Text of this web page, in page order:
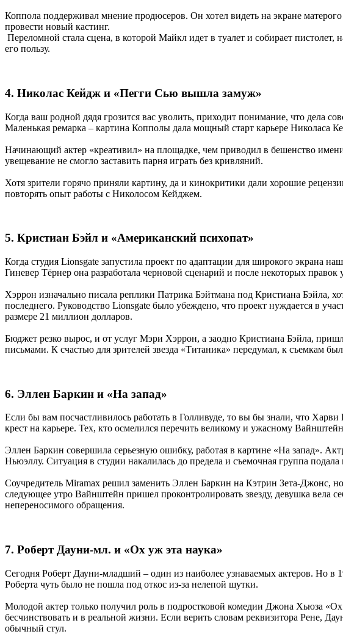
Коппола поддерживал мнение продюсеров. Он хотел видеть на экране
провести новый кастинг.
Переломной стала сцена, в которой Майкл идет в туалет и собирает
его пользу.
4. Николас Кейдж и «Пегги Сью вышла замуж»
Когда ваш родной дядя грозится вас уволить, приходит понимание, что дела
Маленькая ремарка – картина Копполы дала мощный старт карьере Николаса
Начинающий актер «креативил» на площадке, чем приводил в бешенство
увещевание не смогло заставить парня играть без кривляний.
Хотя зрители горячо приняли картину, да и кинокритики дали хорошие
повторять опыт работы с Николосом Кейджем.
5. Кристиан Бэйл и «Американский психопат»
Когда студия Lionsgate запустила проект по адаптации для широкого
Гиневер Тёрнер она разработала черновой сценарий и после некоторых правок
Хэррон изначально писала реплики Патрика Бэйтмана под Кристиана Бэйла,
последнего. Руководство Lionsgate было убеждено, что проект нуждается в
размере 21 миллион долларов.
Бюджет резко вырос, и от услуг Мэри Хэррон, а заодно Кристиана Бэйла,
письмами. К счастью для зрителей звезда «Титаника» передумал, к съемкам
6. Эллен Баркин и «На запад»
Если бы вам посчастливилось работать в Голливуде, то вы бы знали, что
крест на карьере. Тех, кто осмелился перечить великому и ужасному
Эллен Баркин совершила серьезную ошибку, работая в картине «На запад».
Ньюэллу. Ситуация в студии накалилась до предела и съемочная группа
Соучредитель Miramax решил заменить Эллен Баркин на Кэтрин Зета-Джонс,
следующее утро Вайнштейн пришел проконтролировать звезду, девушка вела
непереносимого обращения.
7. Роберт Дауни-мл. и «Ох уж эта наука»
Сегодня Роберт Дауни-младший – один из наиболее узнаваемых актеров. Но в
Роберта чуть было не пошла под откос из-за нелепой шутки.
Молодой актер только получил роль в подростковой комедии Джона Хьюза
бесчинствовать и в реальной жизни. Если верить словам реквизитора Рене,
обычный стул.